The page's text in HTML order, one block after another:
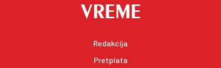
Redakcija
Pretplata